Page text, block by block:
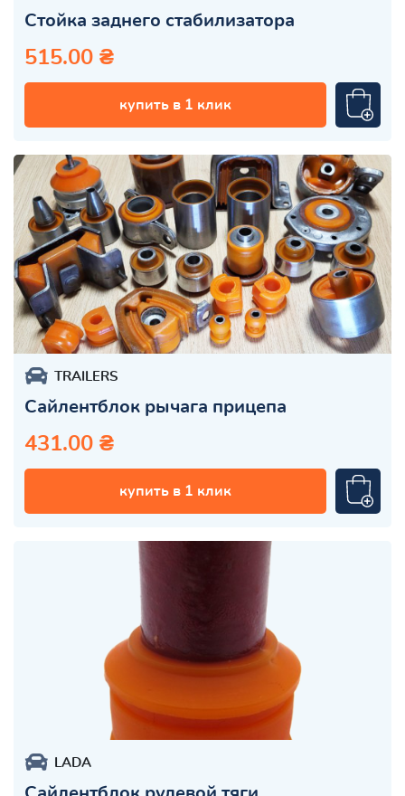
Стойка заднего стабилизатора
515.00 ₴
купить в 1 клик
TRAILERS
Сайлентблок рычага прицепа
431.00 ₴
купить в 1 клик
LADA